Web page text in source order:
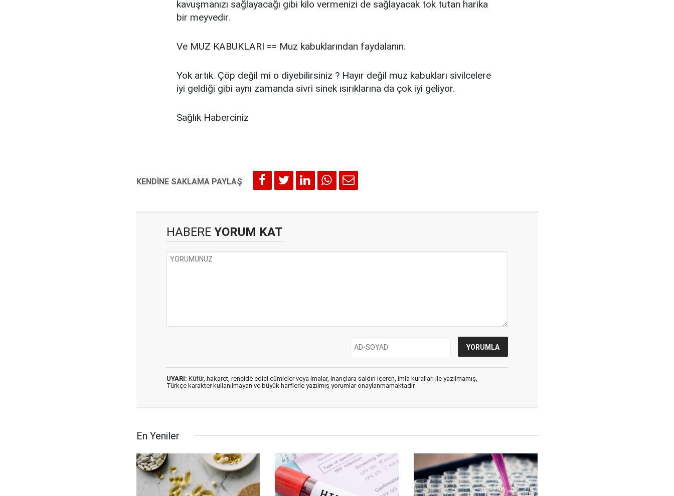
kavuşmanızı sağlayacağı gibi kilo vermenizi de sağlayacak tok tutan harika
bir meyvedir.
Ve MUZ KABUKLARI == Muz kabuklarından faydalanın.
Yok artık. Çöp değil mi o diyebilirsiniz ? Hayır değil muz kabukları sivilcelere
iyi geldiği gibi aynı zamanda sivri sinek ısırıklarına da çok iyi geliyor.
Sağlık Haberciniz
HABEREYORUM KAT
UYARI: Küfür, hakaret, rencide edici cümleler veya imalar, inançlara saldırı içeren, imla kuralları ile yazılmamış,
Türkçe karakter kullanılmayan ve büyük harflerle yazılmış yorumlar onaylanmamaktadır.
En Yeniler